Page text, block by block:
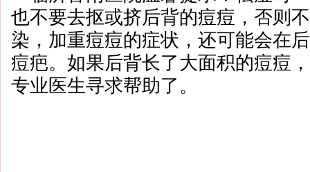
也不要去抠或挤后背的痘痘，否则
染，加重痘痘的症状，还可能会在
痘疤。如果后背长了大面积的痘痘
专业医生寻求帮助了。